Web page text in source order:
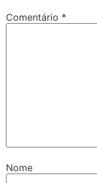
Comentário *
Nome